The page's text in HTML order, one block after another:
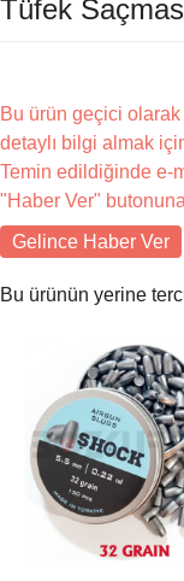
Tüfek
Bu ürün geçici
detaylı bilgi almak
Temin edildiğinde e-
"Haber Ver"
Gelince Haber Ver
Bu ürünün yerine